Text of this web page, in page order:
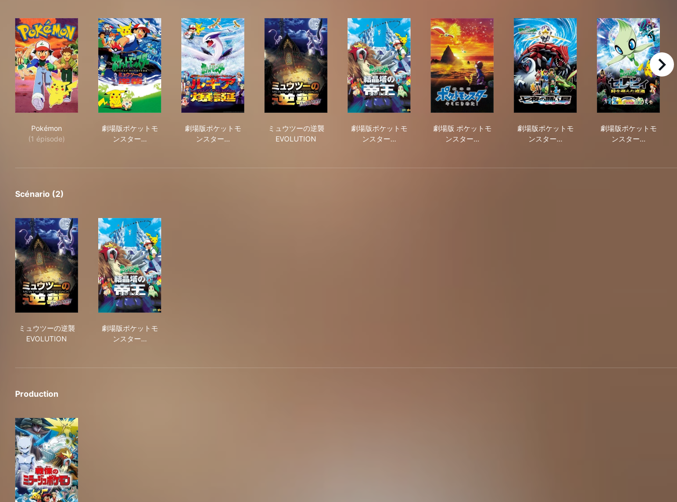
Pokémon
(1 épisode)
劇場版ポケットモ
ンスター…
劇場版ポケットモ
ンスター…
ミュウツーの逆襲
EVOLUTION
劇場版ポケットモ
ンスター…
劇場版 ポケットモ
ンスター…
劇場版ポケットモ
ンスター…
劇場版ポケットモ
ンスター…
right
Scénario (2)
ミュウツーの逆襲
EVOLUTION
劇場版ポケットモ
ンスター…
Production